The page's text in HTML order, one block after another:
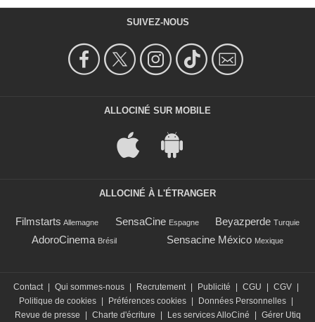
SUIVEZ-NOUS
ALLOCINÉ SUR MOBILE
ALLOCINÉ À L'ÉTRANGER
Filmstarts Allemagne SensaCine Espagne Beyazperde Turquie
AdoroCinema Brésil Sensacine México Mexique
Contact Qui sommes-nous Recrutement Publicité CGU CGV
Politique de cookies
Préférences cookies Données Personnelles
Revue de presse
Charte d'écriture Les services AlloCiné Gérer Utiq